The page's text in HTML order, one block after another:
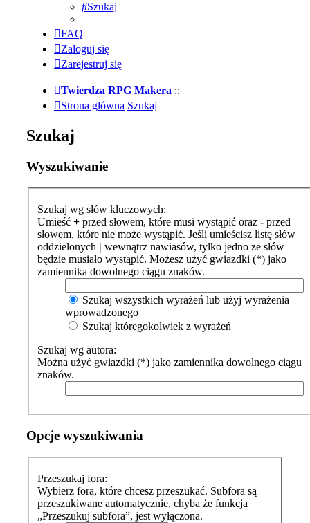
Szukaj
FAQ
Zaloguj się
Zarejestruj się
Twierdza RPG Makera ::
Strona główna Szukaj
Szukaj
Wyszukiwanie
Szukaj wg słów kluczowych:
Umieść + przed słowem, które musi wystąpić oraz - przed
słowem, które nie może wystąpić. Jeśli umieścisz listę słów
oddzielonych | wewnątrz nawiasów, tylko jedno ze słów
będzie musiało wystąpić. Możesz użyć gwiazdki (*) jako
zamiennika dowolnego ciągu znaków.
Szukaj wszystkich wyrażeń lub użyj wyrażenia
wprowadzonego
Szukaj któregokolwiek z wyrażeń
Szukaj wg autora:
Można użyć gwiazdki (*) jako zamiennika dowolnego ciągu
znaków.
Opcje wyszukiwania
Przeszukaj fora:
Wybierz fora, które chcesz przeszukać. Subfora są
przeszukiwane automatycznie, chyba że funkcja
„Przeszukuj subfora”, jest wyłączona.